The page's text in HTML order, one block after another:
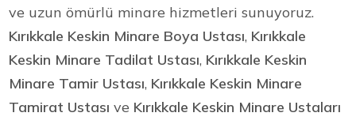
ve uzun ömürlü minare hizmetleri sunuyoruz.
Kırıkkale Keskin Minare Boya Ustası, Kırıkkale
Keskin Minare Tadilat Ustası, Kırıkkale Keskin
Minare Tamir Ustası, Kırıkkale Keskin Minare
Tamirat Ustası ve Kırıkkale Keskin Minare Ustaları